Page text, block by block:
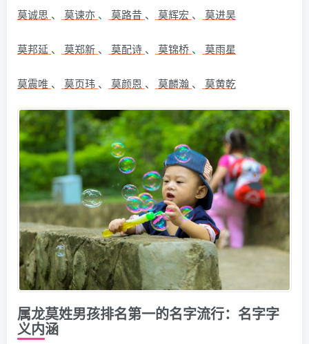
莫诚思 、 莫谏亦 、 莫路昔 、 莫辉宏 、 莫进昊
莫邦延 、 莫郑新 、 莫配诗 、 莫锦桥 、 莫雨星
莫震唯 、 莫页玮 、 莫颜恩 、 莫麟瀚 、 莫黄乾
属龙莫姓男孩排名第一的名字流行：名字字
义内涵